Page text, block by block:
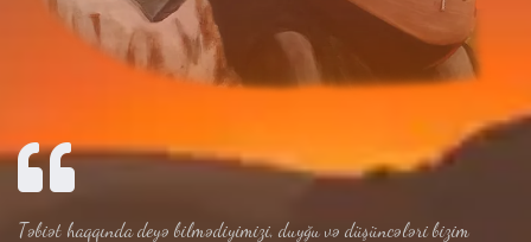
Təbiət haqqında deyə bilmədiyimizi, duyğu və düşüncələri bizim